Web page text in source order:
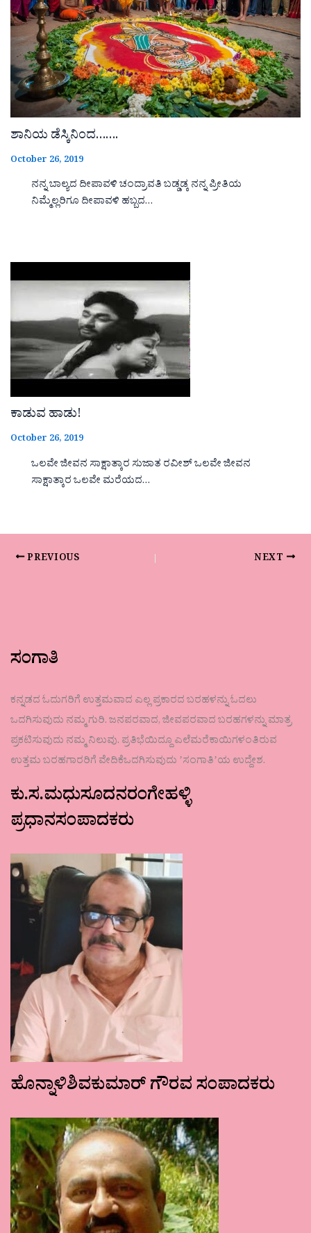
ಶಾನಿಯ ಡೆಸ್ಕಿನಿಂದ…….
October 26, 2019
ನನ್ನ ಬಾಲ್ಯದ ದೀಪಾವಳಿ ಚಂದ್ರಾವತಿ ಬಡ್ಡಡ್ಕ ನನ್ನ ಪ್ರೀತಿಯ
ನಿಮ್ಮೆಲ್ಲರಿಗೂ ದೀಪಾವಳಿ ಹಬ್ಬದ…
ಕಾಡುವ ಹಾಡು!
October 26, 2019
ಒಲವೇ ಜೀವನ ಸಾಕ್ಷಾತ್ಕಾರ ಸುಜಾತ ರವೀಶ್ ಒಲವೇ ಜೀವನ
ಸಾಕ್ಷಾತ್ಕಾರ ಒಲವೇ ಮರೆಯದ…
PREVIOUS NEXT
ಸಂಗಾತಿ
ಕನ್ನಡದ ಓದುಗರಿಗೆ ಉತ್ತಮವಾದ ಎಲ್ಲ ಪ್ರಕಾರದ ಬರಹಳನ್ನು ಓದಲು
ಒದಗಿಸುವುದು ನಮ್ಮ ಗುರಿ. ಜನಪರವಾದ, ಜೀವಪರವಾದ ಬರಹಗಳನ್ನು ಮಾತ್ರ
ಪ್ರಕಟಿಸುವುದು ನಮ್ಮ ನಿಲುವು. ಪ್ರತಿಭೆಯಿದ್ದೂ ಎಲೆಮರೆಕಾಯಿಗಳಂತಿರುವ
ಉತ್ತಮ ಬರಹಗಾರರಿಗೆ ವೇದಿಕೆಒದಗಿಸುವುದು ʼಸಂಗಾತಿʼಯ ಉದ್ದೇಶ.
ಕು.ಸ.ಮಧುಸೂದನರಂಗೇಹಳ್ಳಿ
ಪ್ರಧಾನಸಂಪಾದಕರು
ಹೊನ್ನಾಳಿಶಿವಕುಮಾರ್ ಗೌರವ ಸಂಪಾದಕರು